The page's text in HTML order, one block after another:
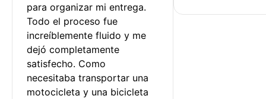
para organizar mi entrega.
Todo el proceso fue
increíblemente fluido y me
dejó completamente
satisfecho. Como
necesitaba transportar una
motocicleta y una bicicleta